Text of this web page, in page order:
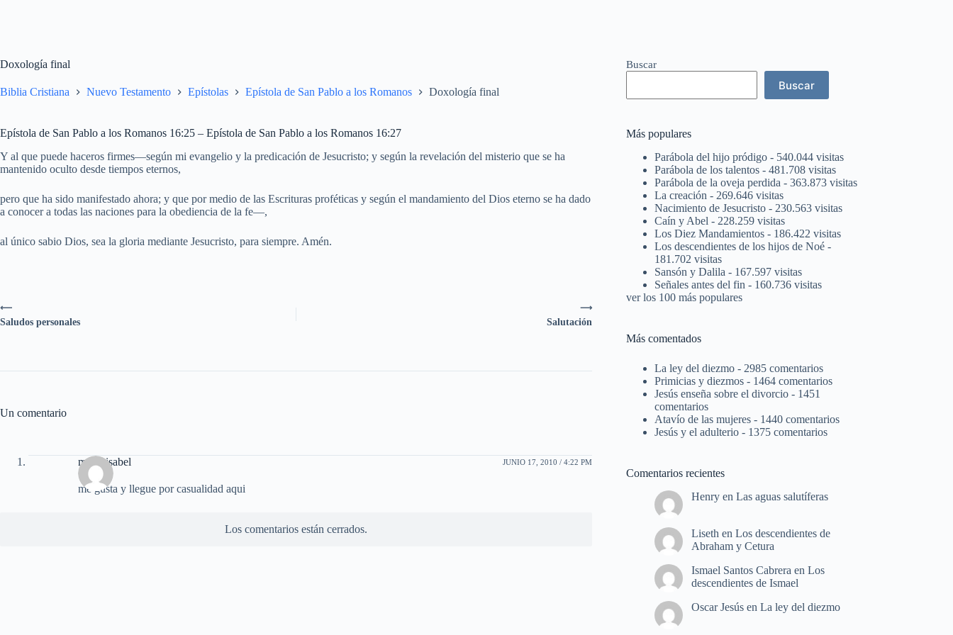
Doxología final
Biblia Cristiana Nuevo Testamento Epístolas Epístola de San Pablo a los Romanos Doxología final
Epístola de San Pablo a los Romanos 16:25 – Epístola de San Pablo a los Romanos 16:27
Y al que puede haceros firmes—según mi evangelio y la predicación de Jesucristo; y según la revelación del misterio que se ha
mantenido oculto desde tiempos eternos,
pero que ha sido manifestado ahora; y que por medio de las Escrituras proféticas y según el mandamiento del Dios eterno se ha dado
a conocer a todas las naciones para la obediencia de la fe—,
al único sabio Dios, sea la gloria mediante Jesucristo, para siempre. Amén.
⟶
Salutación
⟵
Saludos personales
Un comentario
marta isabel JUNIO 17, 2010 / 4:22 PM
me gusta y llegue por casualidad aqui
Los comentarios están cerrados.
Buscar
Buscar
Más populares
Parábola del hijo pródigo - 540.044 visitas
Parábola de los talentos - 481.708 visitas
Parábola de la oveja perdida - 363.873 visitas
La creación - 269.646 visitas
Nacimiento de Jesucristo - 230.563 visitas
Caín y Abel - 228.259 visitas
Los Diez Mandamientos - 186.422 visitas
Los descendientes de los hijos de Noé -
181.702 visitas
Sansón y Dalila - 167.597 visitas
Señales antes del fin - 160.736 visitas
ver los 100 más populares
Más comentados
La ley del diezmo - 2985 comentarios
Primicias y diezmos - 1464 comentarios
Jesús enseña sobre el divorcio - 1451
comentarios
Atavío de las mujeres - 1440 comentarios
Jesús y el adulterio - 1375 comentarios
Comentarios recientes
Henry enLas aguas salutíferas
Liseth enLos descendientes de
Abraham y Cetura
Ismael Santos Cabrera enLos
descendientes de Ismael
Oscar Jesús enLa ley del diezmo